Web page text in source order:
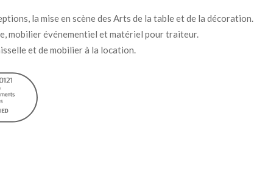
la mise en scène des Arts de la table et de la décoration.
mobilier événementiel et matériel pour traiteur.
et de mobilier à la location.